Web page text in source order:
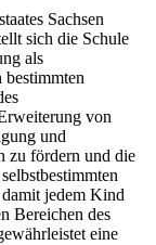
Sachsen
sich die Schule
als
bestimmten
von
und
zu fördern und die
jedem Kind
Bereichen des
eine